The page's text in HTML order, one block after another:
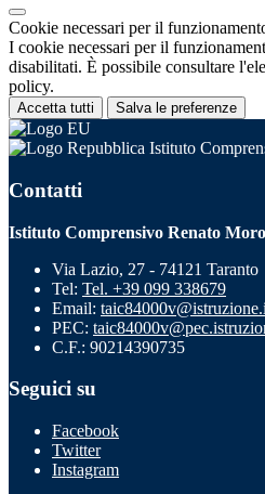
Cookie necessari per il
I cookie necessari per il
disabilitati. È possibile consultare
policy.
Accetta tutti Salva le preferenze
Istituto
Contatti
Istituto Comprensivo Renato
Via Lazio, 27 - 74121 Taranto
Tel: Tel. +39 099 338679
Email:
PEC:
C.F.: 90214390735
Seguici su
Facebook
Twitter
Instagram